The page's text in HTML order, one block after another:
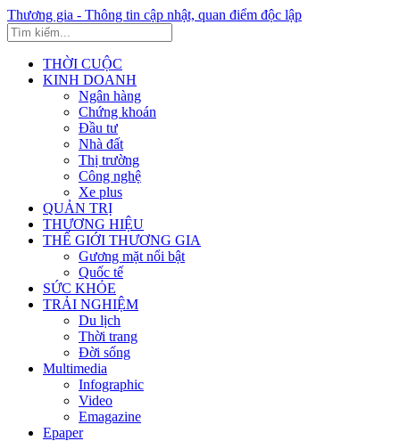
Thương gia - Thông tin cập nhật, quan điểm độc lập
THỜI CUỘC
KINH DOANH
Ngân hàng
Chứng khoán
Đầu tư
Nhà đất
Thị trường
Công nghệ
Xe plus
QUẢN TRỊ
THƯƠNG HIỆU
THẾ GIỚI THƯƠNG GIA
Gương mặt nổi bật
Quốc tế
SỨC KHỎE
TRẢI NGHIỆM
Du lịch
Thời trang
Đời sống
Multimedia
Infographic
Video
Emagazine
Epaper